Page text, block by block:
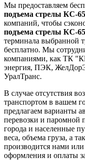
Мы предоставляем
подъема стрелы КС-
компаний, чтобы
подъема стрелы КС-
терминала выбранной
бесплатно. Мы
компаниями, как ТК
энергия, ПЭК,
УралТранс.
В случае отсутствия
транспортом в вашем
предлагаем варианты
перевозки и паромной
города и населенные
веса, объема груза, а
производится нами
оформления и оплаты